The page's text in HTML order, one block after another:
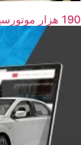
190 هزار موتورسیکلت و خودرو اسقاط شد